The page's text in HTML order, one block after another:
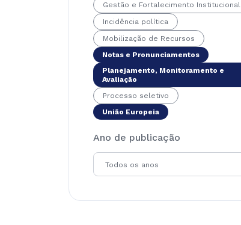
Gestão e Fortalecimento Institucional
Incidência política
Mobilização de Recursos
Notas e Pronunciamentos
Planejamento, Monitoramento e
Avaliação
Processo seletivo
União Europeia
Ano de publicação